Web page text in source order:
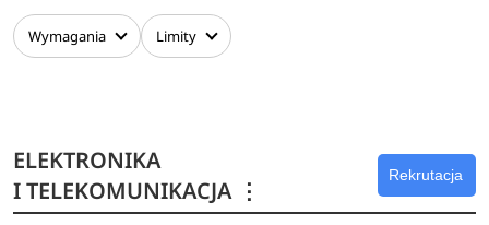
Wymagania Limity
ELEKTRONIKA
I TELEKOMUNIKACJA ⋮
Rekrutacja